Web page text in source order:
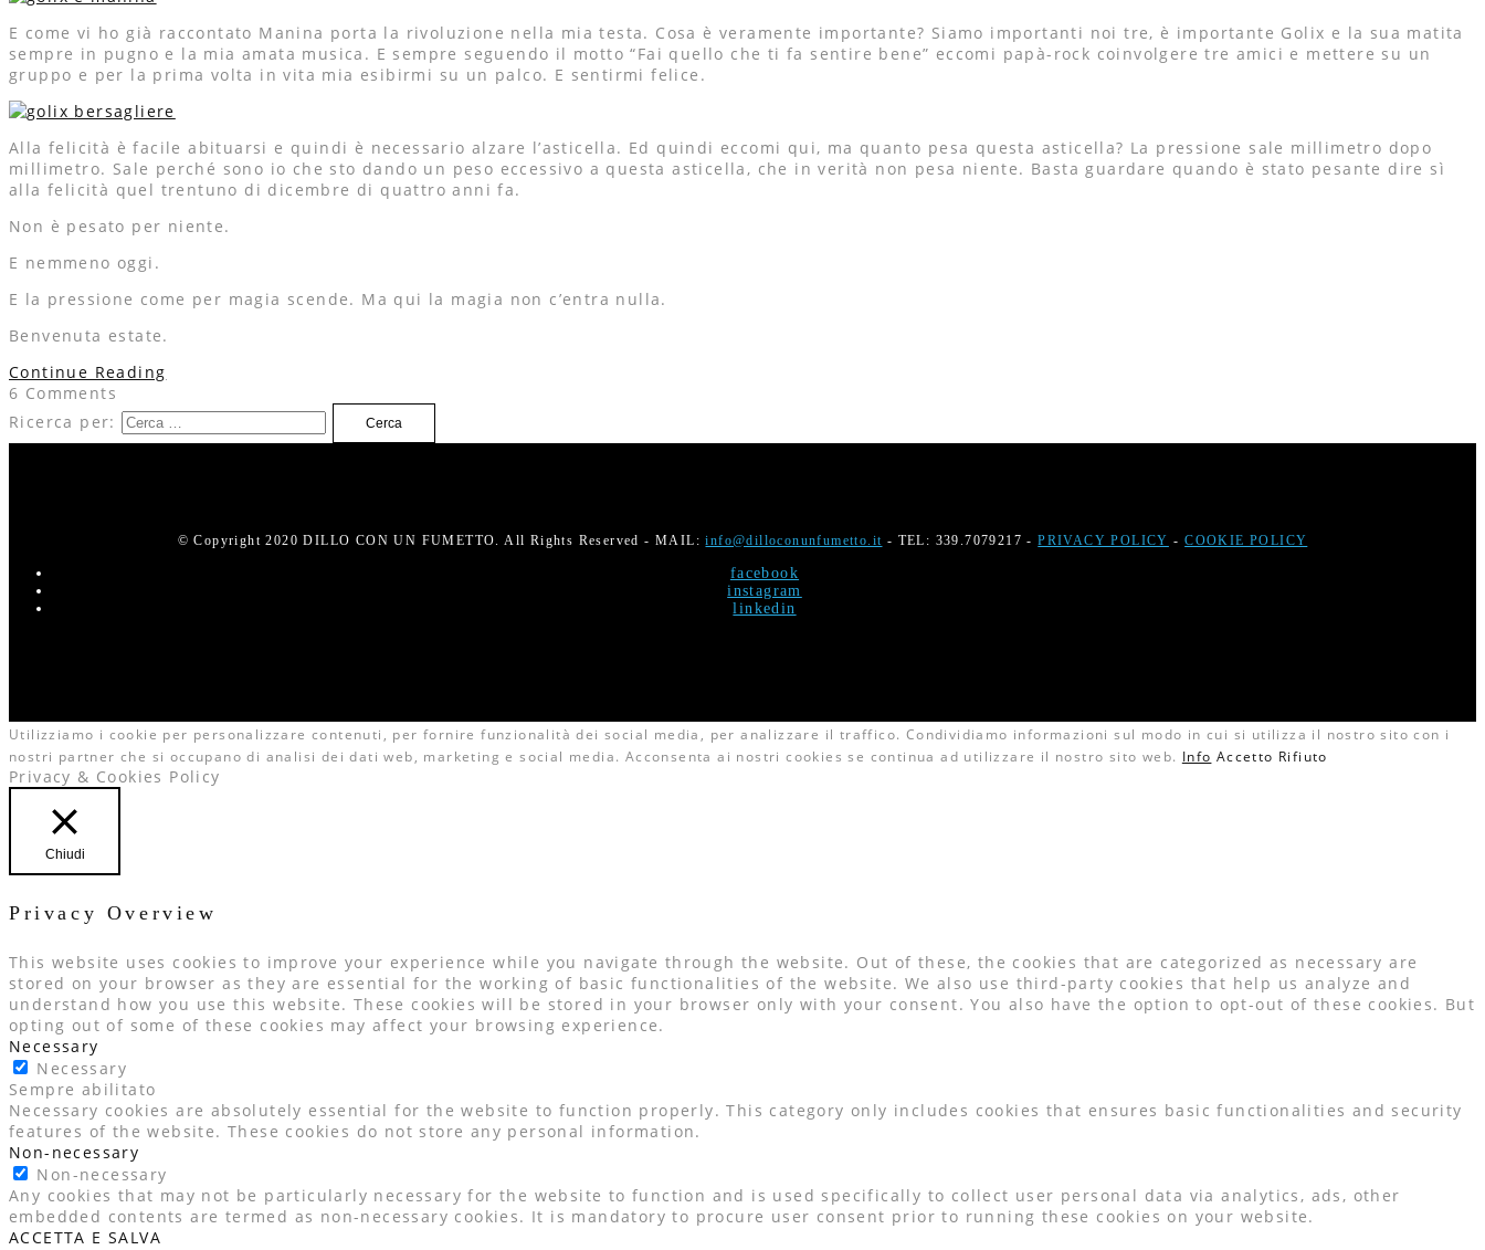
E come vi ho già raccontato Manina porta la rivoluzione nella mia testa. Cosa è veramente importante? Siamo importanti noi tre, è importante Golix e la sua matita
sempre in pugno e la mia amata musica. E sempre seguendo il motto “Fai quello che ti fa sentire bene” eccomi papà-rock coinvolgere tre amici e mettere su un
gruppo e per la prima volta in vita mia esibirmi su un palco. E sentirmi felice.
Alla felicità è facile abituarsi e quindi è necessario alzare l’asticella. Ed quindi eccomi qui, ma quanto pesa questa asticella? La pressione sale millimetro dopo
millimetro. Sale perché sono io che sto dando un peso eccessivo a questa asticella, che in verità non pesa niente. Basta guardare quando è stato pesante dire sì
alla felicità quel trentuno di dicembre di quattro anni fa.
Non è pesato per niente.
E nemmeno oggi.
E la pressione come per magia scende. Ma qui la magia non c’entra nulla.
Benvenuta estate.
Continue Reading
6 Comments
Ricerca per:
© Copyright 2020 DILLO CON UN FUMETTO. All Rights Reserved - MAIL:info@dilloconunfumetto.it - TEL: 339.7079217 -PRIVACY POLICY -COOKIE POLICY
facebook
instagram
linkedin
Utilizziamo i cookie per personalizzare contenuti, per fornire funzionalità dei social media, per analizzare il traffico. Condividiamo informazioni sul modo in cui si utilizza il nostro sito con i
nostri partner che si occupano di analisi dei dati web, marketing e social media. Acconsenta ai nostri cookies se continua ad utilizzare il nostro sito web. Info Accetto Rifiuto
Privacy & Cookies Policy
Chiudi
Privacy Overview
This website uses cookies to improve your experience while you navigate through the website. Out of these, the cookies that are categorized as necessary are
stored on your browser as they are essential for the working of basic functionalities of the website. We also use third-party cookies that help us analyze and
understand how you use this website. These cookies will be stored in your browser only with your consent. You also have the option to opt-out of these cookies. But
opting out of some of these cookies may affect your browsing experience.
Necessary
Necessary
Sempre abilitato
Necessary cookies are absolutely essential for the website to function properly. This category only includes cookies that ensures basic functionalities and security
features of the website. These cookies do not store any personal information.
Non-necessary
Non-necessary
Any cookies that may not be particularly necessary for the website to function and is used specifically to collect user personal data via analytics, ads, other
embedded contents are termed as non-necessary cookies. It is mandatory to procure user consent prior to running these cookies on your website.
ACCETTA E SALVA